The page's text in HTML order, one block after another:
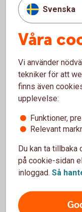
Fria uttag. Med
en ekonomisk
pengarna alltid
Vi förklarar
Svenska
Våra
Vi använder
tekniker för att
finns även
upplevelse:
Funktioner,
Relevant
Du kan ta tillbaka
på cookie-sidan
inloggad. Så